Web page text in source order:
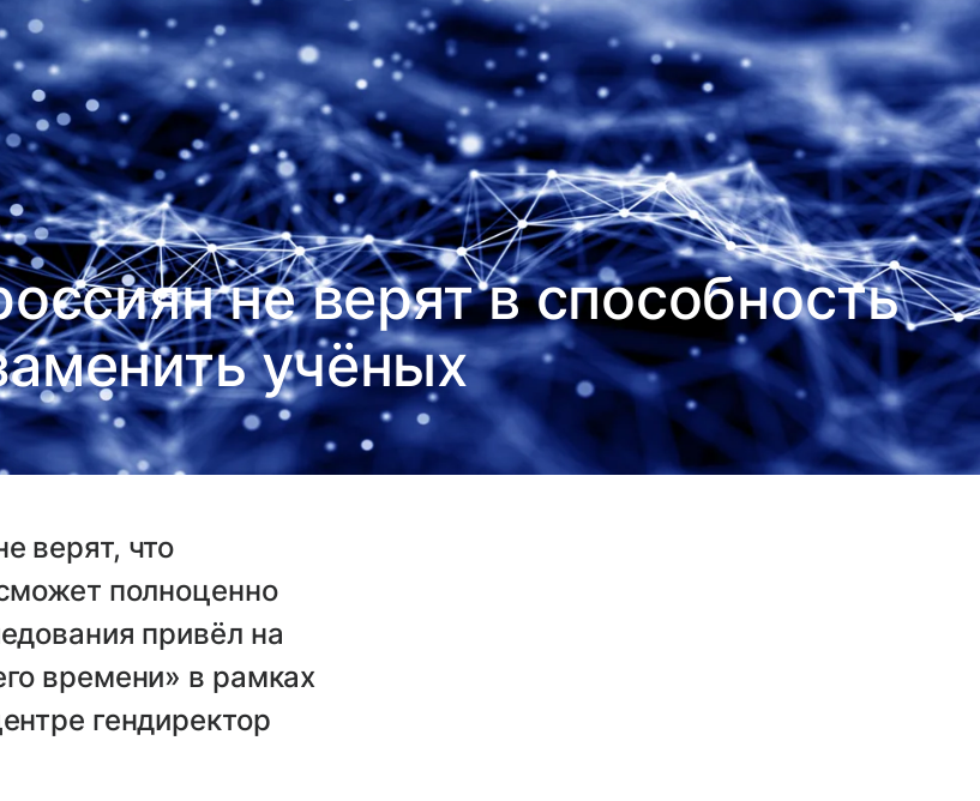
не верят в способность
учёных
верят, что
полноценно
привёл на
времени» в рамках
гендиректор